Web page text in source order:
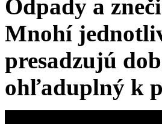
Odpady a
Mnohí
presadzujú
ohľaduplný k